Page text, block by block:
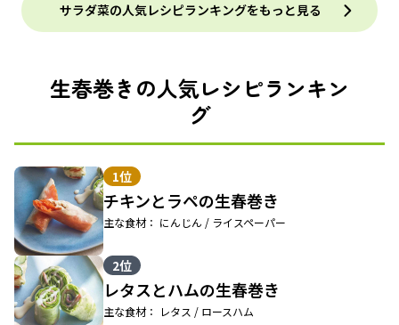
サラダ菜の人気レシピランキングをもっと見る
生春巻きの人気レシピランキン
グ
1位
チキンとラペの生春巻き
主な食材： にんじん / ライスペーパー
2位
レタスとハムの生春巻き
主な食材： レタス / ロースハム